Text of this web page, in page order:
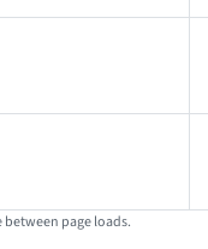
between page loads.